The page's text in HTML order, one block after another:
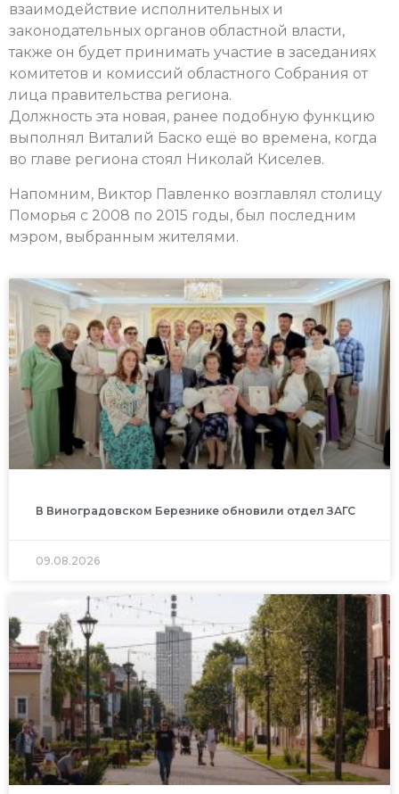
взаимодействие исполнительных и
законодательных органов областной власти,
также он будет принимать участие в заседаниях
комитетов и комиссий областного Собрания от
лица правительства региона.
Должность эта новая, ранее подобную функцию
выполнял Виталий Баско ещё во времена, когда
во главе региона стоял Николай Киселев.
Напомним, Виктор Павленко возглавлял столицу
Поморья с 2008 по 2015 годы, был последним
мэром, выбранным жителями.
В Виноградовском Березнике обновили отдел ЗАГС
09.08.2026